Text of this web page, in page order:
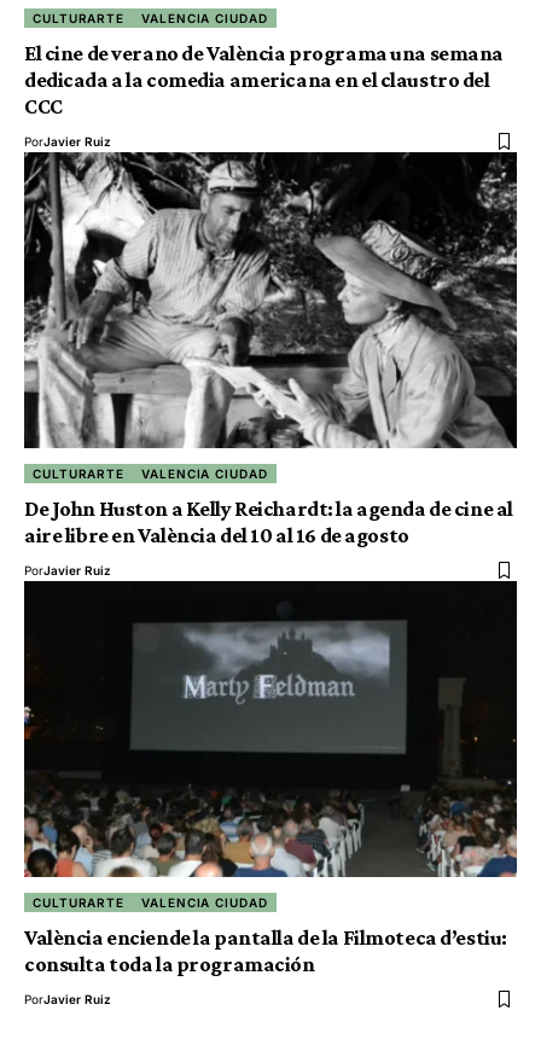
CULTURARTE VALENCIA CIUDAD
El cine de verano de València programa una semana
dedicada a la comedia americana en el claustro del
CCC
PorJavier Ruiz
CULTURARTE VALENCIA CIUDAD
De John Huston a Kelly Reichardt: la agenda de cine al
aire libre en València del 10 al 16 de agosto
PorJavier Ruiz
CULTURARTE VALENCIA CIUDAD
València enciende la pantalla de la Filmoteca d’estiu:
consulta toda la programación
PorJavier Ruiz